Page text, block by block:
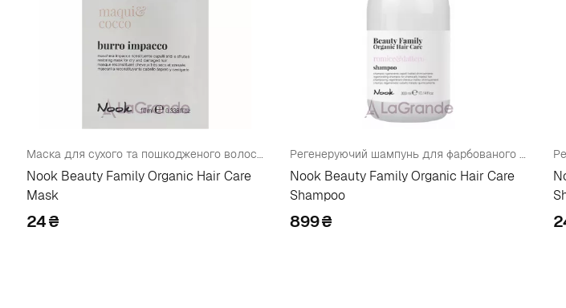
Маска для сухого та пошкодженого волосся (пробник)
Nook Beauty Family Organic Hair Care
Mask
24₴
Регенеруючий шампунь для фарбованого та пошкодженого волосся
Nook Beauty Family Organic Hair Care
Shampoo
899₴